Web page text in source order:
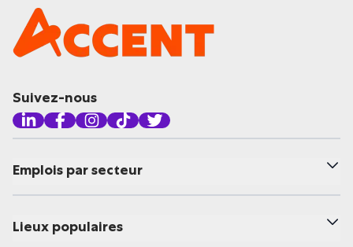
Suivez-nous
Emplois par secteur
Lieux populaires